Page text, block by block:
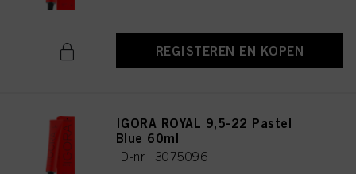
REGISTEREN EN KOPEN
IGORA ROYAL 9,5-22 Pastel
Blue 60ml
ID-nr. 3075096